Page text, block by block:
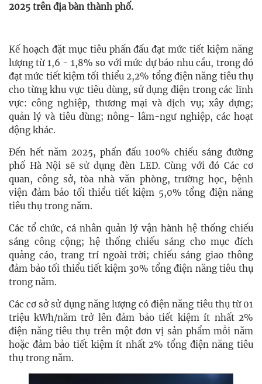
2025 trên địa bàn thành phố.
Kế hoạch đặt mục tiêu phấn đấu đạt mức tiết kiệm năng
lượng từ 1,6 - 1,8% so với mức dự báo nhu cầu, trong đó
đạt mức tiết kiệm tối thiểu 2,2% tổng điện năng tiêu thụ
cho từng khu vực tiêu dùng, sử dụng điện trong các lĩnh
vực: công nghiệp, thương mại và dịch vụ; xây dựng;
quản lý và tiêu dùng; nông- lâm-ngư nghiệp, các hoạt
động khác.
Đến hết năm 2025, phấn đấu 100% chiếu sáng đường
phố Hà Nội sẽ sử dụng đèn LED. Cùng với đó Các cơ
quan, công sở, tòa nhà văn phòng, trường học, bệnh
viện đảm bảo tối thiểu tiết kiệm 5,0% tổng điện năng
tiêu thụ trong năm.
Các tổ chức, cá nhân quản lý vận hành hệ thống chiếu
sáng công cộng; hệ thống chiếu sáng cho mục đích
quảng cáo, trang trí ngoài trời; chiếu sáng giao thông
đảm bảo tối thiểu tiết kiệm 30% tổng điện năng tiêu thụ
trong năm.
Các cơ sở sử dụng năng lượng có điện năng tiêu thụ từ 01
triệu kWh/năm trở lên đảm bảo tiết kiệm ít nhất 2%
điện năng tiêu thụ trên một đơn vị sản phẩm mỗi năm
hoặc đảm bảo tiết kiệm ít nhất 2% tổng điện năng tiêu
thụ trong năm.